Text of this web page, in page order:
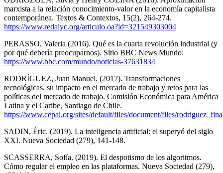
marxista a la relación conocimiento-valor en la economía capitalista
contemporánea. Textos & Contextos, 15(2), 264-274.
https://www.redalyc.org/articulo.oa?id=321549303004
PERASSO, Valeria (2016). Qué es la cuarta revolución industrial (y
por qué debería preocuparnos). Sitio BBC News Mundo:
https://www.bbc.com/mundo/noticias-37631834
RODRÍGUEZ, Juan Manuel. (2017). Transformaciones
tecnológicas, su impacto en el mercado de trabajo y retos para las
políticas del mercado de trabajo. Comisión Económica para América
Latina y el Caribe, Santiago de Chile.
https://www.cepal.org/sites/default/files/document/files/
SADIN, Éric. (2019). La inteligencia artificial: el superyó del siglo
XXI. Nueva Sociedad (279), 141-148.
SCASSERRA, Sofía. (2019). El despotismo de los algoritmos.
Cómo regular el empleo en las plataformas. Nueva Sociedad (279),